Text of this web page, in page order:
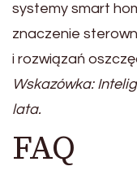
systemy smart
znaczenie
i rozwiązań
Wskazówka:
lata.
FAQ